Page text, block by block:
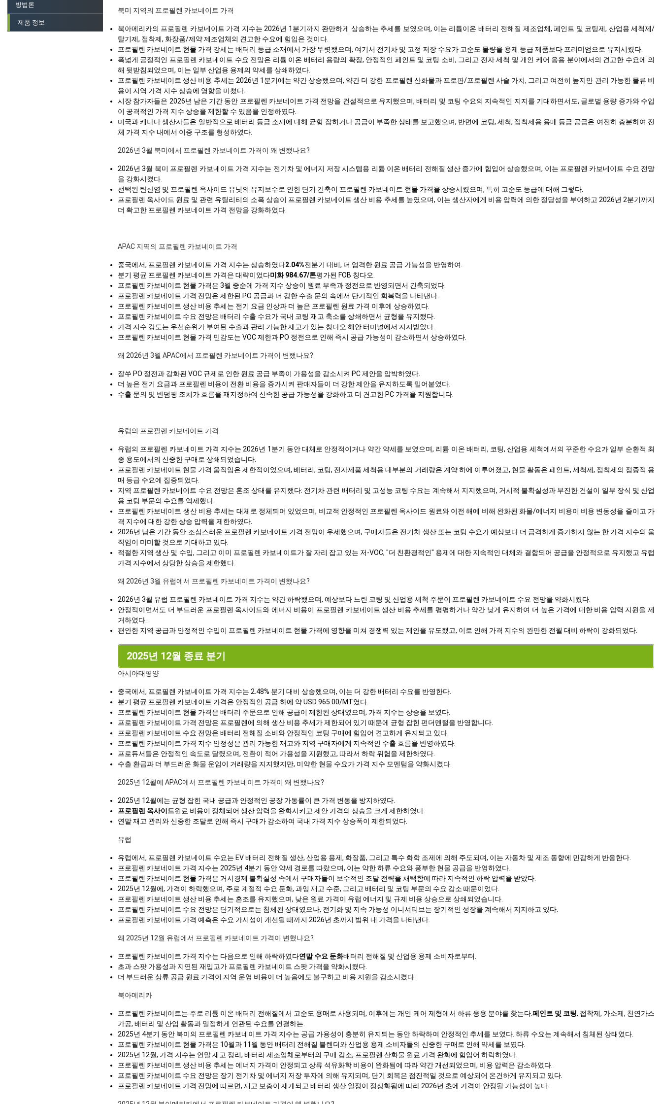
방법론
제품 정보
북미 지역의 프로필렌 카보네이트 가격
북아메리카의 프로필렌 카보네이트 가격 지수는 2026년 1분기까지 완만하게 상승하는 추세를 보였으며, 이는 리튬이온 배터리 전해질 제조업체, 페인트 및 코팅제, 산업용 세척제/
탈기제, 접착제, 화장품/제약 제조업체의 견고한 수요에 힘입은 것이다.
프로필렌 카보네이트 현물 가격 강세는 배터리 등급 소재에서 가장 뚜렷했으며, 여기서 전기차 및 고정 저장 수요가 고순도 물량을 용제 등급 제품보다 프리미엄으로 유지시켰다.
폭넓게 긍정적인 프로필렌 카보네이트 수요 전망은 리튬 이온 배터리 용량의 확장, 안정적인 페인트 및 코팅 소비, 그리고 전자 세척 및 개인 케어 응용 분야에서의 견고한 수요에 의
해 뒷받침되었으며, 이는 일부 산업용 용제의 약세를 상쇄하였다.
프로필렌 카보네이트 생산 비용 추세는 2026년 1분기에는 약간 상승했으며, 약간 더 강한 프로필렌 산화물과 프로판/프로필렌 사슬 가치, 그리고 여전히 높지만 관리 가능한 물류 비
용이 지역 가격 지수 상승에 영향을 미쳤다.
시장 참가자들은 2026년 남은 기간 동안 프로필렌 카보네이트 가격 전망을 건설적으로 유지했으며, 배터리 및 코팅 수요의 지속적인 지지를 기대하면서도, 글로벌 용량 증가와 수입
이 공격적인 가격 지수 상승을 제한할 수 있음을 인정하였다.
미국과 캐나다 생산자들은 일반적으로 배터리 등급 소재에 대해 균형 잡히거나 공급이 부족한 상태를 보고했으며, 반면에 코팅, 세척, 접착제용 용매 등급 공급은 여전히 충분하여 전
체 가격 지수 내에서 이중 구조를 형성하였다.
2026년 3월 북미에서 프로필렌 카보네이트 가격이 왜 변했나요?
2026년 3월 북미 프로필렌 카보네이트 가격 지수는 전기차 및 에너지 저장 시스템용 리튬 이온 배터리 전해질 생산 증가에 힘입어 상승했으며, 이는 프로필렌 카보네이트 수요 전망
을 강화시켰다.
선택된 탄산염 및 프로필렌 옥사이드 유닛의 유지보수로 인한 단기 긴축이 프로필렌 카보네이트 현물 가격을 상승시켰으며, 특히 고순도 등급에 대해 그렇다.
프로필렌 옥사이드 원료 및 관련 유틸리티의 소폭 상승이 프로필렌 카보네이트 생산 비용 추세를 높였으며, 이는 생산자에게 비용 압력에 의한 정당성을 부여하고 2026년 2분기까지
더 확고한 프로필렌 카보네이트 가격 전망을 강화하였다.
APAC 지역의 프로필렌 카보네이트 가격
중국에서, 프로필렌 카보네이트 가격 지수는 상승하였다2.04%전분기 대비, 더 엄격한 원료 공급 가능성을 반영하여.
분기 평균 프로필렌 카보네이트 가격은 대략이었다미화 984.67/톤평가된 FOB 칭다오.
프로필렌 카보네이트 현물 가격은 3월 중순에 가격 지수 상승이 원료 부족과 정전으로 반영되면서 긴축되었다.
프로필렌 카보네이트 가격 전망은 제한된 PO 공급과 더 강한 수출 문의 속에서 단기적인 회복력을 나타낸다.
프로필렌 카보네이트 생산 비용 추세는 전기 요금 인상과 더 높은 프로필렌 원료 가격 이후에 상승하였다.
프로필렌 카보네이트 수요 전망은 배터리 수출 수요가 국내 코팅 재고 축소를 상쇄하면서 균형을 유지했다.
가격 지수 강도는 우선순위가 부여된 수출과 관리 가능한 재고가 있는 칭다오 해안 터미널에서 지지받았다.
프로필렌 카보네이트 현물 가격 민감도는 VOC 제한과 PO 정전으로 인해 즉시 공급 가능성이 감소하면서 상승하였다.
왜 2026년 3월 APAC에서 프로필렌 카보네이트 가격이 변했나요?
장쑤 PO 정전과 강화된 VOC 규제로 인한 원료 공급 부족이 가용성을 감소시켜 PC 제안을 압박하였다.
더 높은 전기 요금과 프로필렌 비용이 전환 비용을 증가시켜 판매자들이 더 강한 제안을 유지하도록 밀어붙였다.
수출 문의 및 반덤핑 조치가 흐름을 재지정하여 신속한 공급 가능성을 강화하고 더 견고한 PC 가격을 지원합니다.
유럽의 프로필렌 카보네이트 가격
유럽의 프로필렌 카보네이트 가격 지수는 2026년 1분기 동안 대체로 안정적이거나 약간 약세를 보였으며, 리튬 이온 배터리, 코팅, 산업용 세척에서의 꾸준한 수요가 일부 순환적 최
종 용도에서의 신중한 구매로 상쇄되었습니다.
프로필렌 카보네이트 현물 가격 움직임은 제한적이었으며, 배터리, 코팅, 전자제품 세척용 대부분의 거래량은 계약 하에 이루어졌고, 현물 활동은 페인트, 세척제, 접착제의 점증적 용
매 등급 수요에 집중되었다.
지역 프로필렌 카보네이트 수요 전망은 혼조 상태를 유지했다: 전기차 관련 배터리 및 고성능 코팅 수요는 계속해서 지지했으며, 거시적 불확실성과 부진한 건설이 일부 장식 및 산업
용 코팅 부문의 수요를 억제했다.
프로필렌 카보네이트 생산 비용 추세는 대체로 정체되어 있었으며, 비교적 안정적인 프로필렌 옥사이드 원료와 이전 해에 비해 완화된 화물/에너지 비용이 비용 변동성을 줄이고 가
격 지수에 대한 강한 상승 압력을 제한하였다.
2026년 남은 기간 동안 조심스러운 프로필렌 카보네이트 가격 전망이 우세했으며, 구매자들은 전기차 생산 또는 코팅 수요가 예상보다 더 급격하게 증가하지 않는 한 가격 지수의 움
직임이 미미할 것으로 기대하고 있다.
적절한 지역 생산 및 수입, 그리고 이미 프로필렌 카보네이트가 잘 자리 잡고 있는 저-VOC, "더 친환경적인" 용제에 대한 지속적인 대체와 결합되어 공급을 안정적으로 유지했고 유럽
가격 지수에서 상당한 상승을 제한했다.
왜 2026년 3월 유럽에서 프로필렌 카보네이트 가격이 변했나요?
2026년 3월 유럽 프로필렌 카보네이트 가격 지수는 약간 하락했으며, 예상보다 느린 코팅 및 산업용 세척 주문이 프로필렌 카보네이트 수요 전망을 약화시켰다.
안정적이면서도 더 부드러운 프로필렌 옥사이드와 에너지 비용이 프로필렌 카보네이트 생산 비용 추세를 평평하거나 약간 낮게 유지하여 더 높은 가격에 대한 비용 압력 지원을 제
거하였다.
편안한 지역 공급과 안정적인 수입이 프로필렌 카보네이트 현물 가격에 영향을 미쳐 경쟁력 있는 제안을 유도했고, 이로 인해 가격 지수의 완만한 전월 대비 하락이 강화되었다.
2025년 12월 종료 분기
아시아태평양
중국에서, 프로필렌 카보네이트 가격 지수는 2.48% 분기 대비 상승했으며, 이는 더 강한 배터리 수요를 반영한다.
분기 평균 프로필렌 카보네이트 가격은 안정적인 공급 하에 약 USD 965.00/MT였다.
프로필렌 카보네이트 현물 가격은 배터리 주문으로 인해 공급이 제한된 상태였으며, 가격 지수는 상승을 보였다.
프로필렌 카보네이트 가격 전망은 프로필렌에 의해 생산 비용 추세가 제한되어 있기 때문에 균형 잡힌 펀더멘털을 반영합니다.
프로필렌 카보네이트 수요 전망은 배터리 전해질 소비와 안정적인 코팅 구매에 힘입어 견고하게 유지되고 있다.
프로필렌 카보네이트 가격 지수 안정성은 관리 가능한 재고와 지역 구매자에게 지속적인 수출 흐름을 반영하였다.
프로듀서들은 안정적인 속도로 달렸으며, 전환이 적어 가용성을 지원했고, 따라서 하락 위험을 제한하였다.
수출 환급과 더 부드러운 화물 운임이 거래량을 지지했지만, 미약한 현물 수요가 가격 지수 모멘텀을 약화시켰다.
2025년 12월에 APAC에서 프로필렌 카보네이트 가격이 왜 변했나요?
2025년 12월에는 균형 잡힌 국내 공급과 안정적인 공장 가동률이 큰 가격 변동을 방지하였다.
프로필렌 옥사이드원료 비용이 정체되어 생산 압력을 완화시키고 제안 가격의 상승을 크게 제한하였다.
연말 재고 관리와 신중한 조달로 인해 즉시 구매가 감소하여 국내 가격 지수 상승폭이 제한되었다.
유럽
유럽에서, 프로필렌 카보네이트 수요는 EV 배터리 전해질 생산, 산업용 용제, 화장품, 그리고 특수 화학 조제에 의해 주도되며, 이는 자동차 및 제조 동향에 민감하게 반응한다.
프로필렌 카보네이트 가격 지수는 2025년 4분기 동안 약세 경로를 따랐으며, 이는 약한 하류 수요와 풍부한 현물 공급을 반영하였다.
프로필렌 카보네이트 현물 가격은 거시경제 불확실성 속에서 구매자들이 보수적인 조달 전략을 채택함에 따라 지속적인 하락 압력을 받았다.
2025년 12월에, 가격이 하락했으며, 주로 계절적 수요 둔화, 과잉 재고 수준, 그리고 배터리 및 코팅 부문의 수요 감소 때문이었다.
프로필렌 카보네이트 생산 비용 추세는 혼조를 유지했으며, 낮은 원료 가격이 유럽 에너지 및 규제 비용 상승으로 상쇄되었습니다.
프로필렌 카보네이트 수요 전망은 단기적으로는 침체된 상태였으나, 전기화 및 지속 가능성 이니셔티브는 장기적인 성장을 계속해서 지지하고 있다.
프로필렌 카보네이트 가격 예측은 수요 가시성이 개선될 때까지 2026년 초까지 범위 내 가격을 나타낸다.
왜 2025년 12월 유럽에서 프로필렌 카보네이트 가격이 변했나요?
프로필렌 카보네이트 가격 지수는 다음으로 인해 하락하였다연말 수요 둔화배터리 전해질 및 산업용 용제 소비자로부터.
초과 스팟 가용성과 지연된 재입고가 프로필렌 카보네이트 스팟 가격을 약화시켰다.
더 부드러운 상류 공급 원료 가격이 지역 운영 비용이 더 높음에도 불구하고 비용 지원을 감소시켰다.
북아메리카
프로필렌 카보네이트는 주로 리튬 이온 배터리 전해질에서 고순도 용매로 사용되며, 이후에는 개인 케어 제형에서 하류 응용 분야를 찾는다.페인트 및 코팅, 접착제, 가소제, 천연가스
가공, 배터리 및 산업 활동과 밀접하게 연관된 수요를 연결하는.
2025년 4분기 동안 북미의 프로필렌 카보네이트 가격 지수는 공급 가용성이 충분히 유지되는 동안 하락하여 안정적인 추세를 보였다. 하류 수요는 계속해서 침체된 상태였다.
프로필렌 카보네이트 현물 가격은 10월과 11월 동안 배터리 전해질 블렌더와 산업용 용제 소비자들의 신중한 구매로 인해 약세를 보였다.
2025년 12월, 가격 지수는 연말 재고 정리, 배터리 제조업체로부터의 구매 감소, 프로필렌 산화물 원료 가격 완화에 힘입어 하락하였다.
프로필렌 카보네이트 생산 비용 추세는 에너지 가격이 안정되고 상류 석유화학 비용이 완화됨에 따라 약간 개선되었으며, 비용 압력은 감소하였다.
프로필렌 카보네이트 수요 전망은 장기 전기차 및 에너지 저장 투자에 의해 유지되며, 단기 회복은 점진적일 것으로 예상되어 온건하게 유지되고 있다.
프로필렌 카보네이트 가격 전망에 따르면, 재고 보충이 재개되고 배터리 생산 일정이 정상화됨에 따라 2026년 초에 가격이 안정될 가능성이 높다.